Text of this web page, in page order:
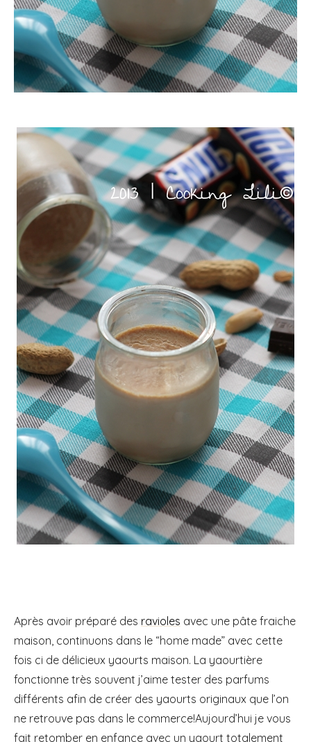
Après avoir préparé des ravioles avec une pâte fraiche
maison, continuons dans le “home made” avec cette
fois ci de délicieux yaourts maison. La yaourtière
fonctionne très souvent j’aime tester des parfums
différents afin de créer des yaourts originaux que l’on
ne retrouve pas dans le commerce!Aujourd’hui je vous
fait retomber en enfance avec un yaourt totalement